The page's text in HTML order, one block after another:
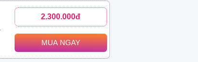
2.300.000đ
MUA NGAY